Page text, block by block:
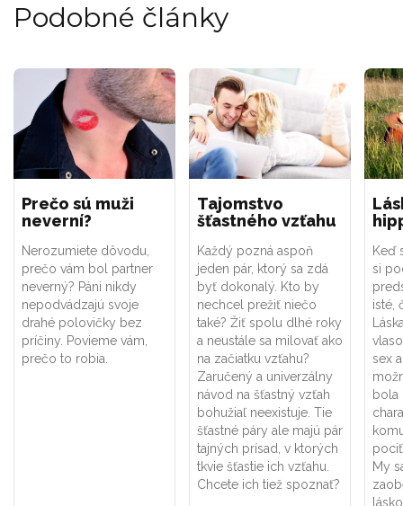
Podobné články
Prečo sú muži
neverní?
Nerozumiete dôvodu,
prečo vám bol partner
neverný? Páni nikdy
nepodvádzajú svoje
drahé polovičky bez
príčiny. Povieme vám,
prečo to robia.
Tajomstvo
šťastného vzťahu
Každý pozná aspoň
jeden pár, ktorý sa zdá
byť dokonalý. Kto by
nechcel prežiť niečo
také? Žiť spolu dlhé roky
a neustále sa milovať ako
na začiatku vzťahu?
Zaručený a univerzálny
návod na šťastný vzťah
bohužiaľ neexistuje. Tie
šťastné páry ale majú pár
tajných prísad, v ktorých
tkvie šťastie ich vzťahu.
Chcete ich tiež spoznať?
Keď
si
isté,
sex
bola
My